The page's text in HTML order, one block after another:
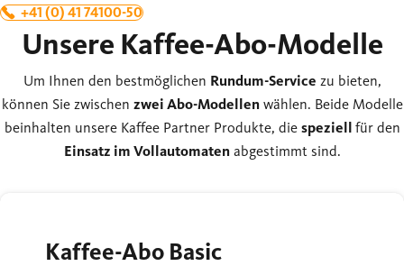
+41 (0) 41 74100-50
Unsere Kaffee-Abo-Modelle
Um Ihnen den bestmöglichen Rundum-Service zu bieten,
können Sie zwischen zwei Abo-Modellenwählen. Beide Modelle
beinhalten unsere Kaffee Partner Produkte, die speziell für den
Einsatz im Vollautomatenabgestimmt sind.
Kaffee-Abo Basic